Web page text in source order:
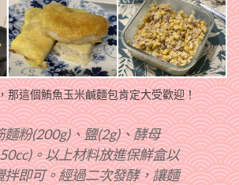
那這個鮪魚玉米鹹麵包肯定大受歡迎！
麵粉(200g)、鹽(2g)、酵母
。以上材料放進保鮮盒以
拌即可。經過二次發酵，讓麵